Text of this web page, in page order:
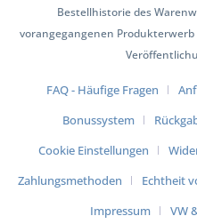
Bestellhistorie des
vorangegangenen
FAQ - Häufige Fragen
Bonussystem
Cookie Einstellungen
Zahlungsmethoden
Echtheit
Impressum
VW